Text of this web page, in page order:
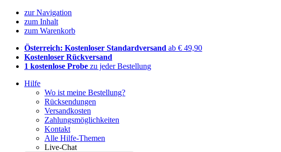
zur Navigation
zum Inhalt
zum Warenkorb
Österreich: Kostenloser Standardversand ab € 49,90
Kostenloser Rückversand
1 kostenlose Probe zu jeder Bestellung
Hilfe
Wo ist meine Bestellung?
Rücksendungen
Versandkosten
Zahlungsmöglichkeiten
Kontakt
Alle Hilfe-Themen
Live-Chat